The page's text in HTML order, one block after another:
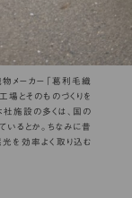
メーカー「葛利毛織
とそのものづくりを
社施設の多くは、国の
るとか。ちなみに昔
を効率よく取り込む